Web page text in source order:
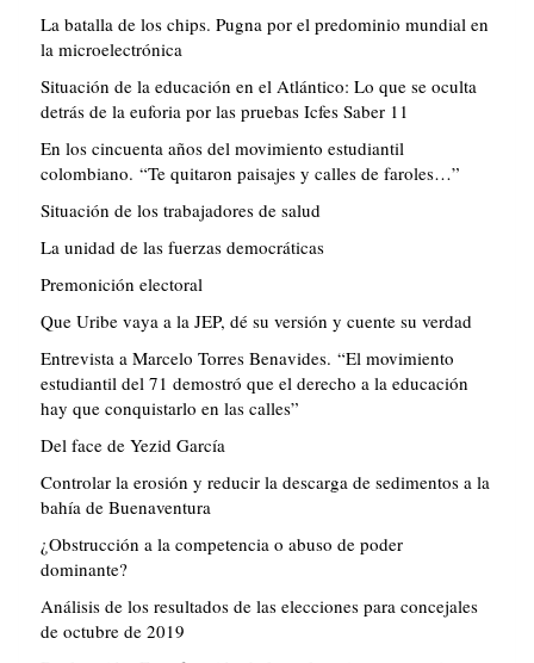
La batalla de los chips. Pugna por el predominio mundial en
la microelectrónica
Situación de la educación en el Atlántico: Lo que se oculta
detrás de la euforia por las pruebas Icfes Saber 11
En los cincuenta años del movimiento estudiantil
colombiano. “Te quitaron paisajes y calles de faroles…”
Situación de los trabajadores de salud
La unidad de las fuerzas democráticas
Premonición electoral
Que Uribe vaya a la JEP, dé su versión y cuente su verdad
Entrevista a Marcelo Torres Benavides. “El movimiento
estudiantil del 71 demostró que el derecho a la educación
hay que conquistarlo en las calles”
Del face de Yezid García
Controlar la erosión y reducir la descarga de sedimentos a la
bahía de Buenaventura
¿Obstrucción a la competencia o abuso de poder
dominante?
Análisis de los resultados de las elecciones para concejales
de octubre de 2019